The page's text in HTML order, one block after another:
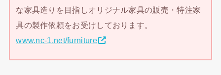
な家具造りを目指しオリジナル家具の販売・特注家
具の製作依頼をお受けしております。
www.nc-1.net/furniture